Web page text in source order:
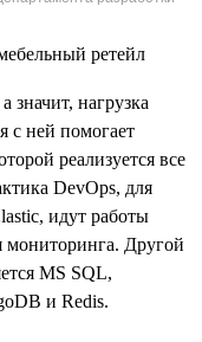
значит, нагрузка
с ней помогает
реализуется все
DevOps, для
идут работы
мониторинга. Другой
MS SQL,
и Redis.